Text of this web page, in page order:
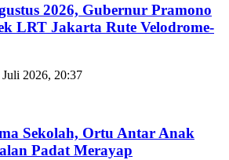
2026, Gubernur Pramono
LRT Jakarta Rute Velodrome-
Juli 2026, 20:37
Sekolah, Ortu Antar Anak
Padat Merayap